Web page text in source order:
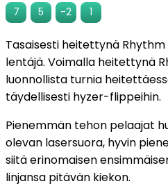
7 5 -2 1
Tasaisesti heitettynä
lentäjä. Voimalla heitettynä
luonnollista turnia
täydellisesti hyzer-flippeihin.
Pienemmän tehon pelaajat
olevan lasersuora, hyvin
siitä erinomaisen
linjansa pitävän kiekon.